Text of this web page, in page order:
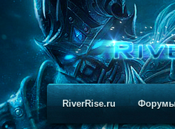
RiverRise.ru